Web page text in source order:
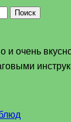
Поиск
и очень